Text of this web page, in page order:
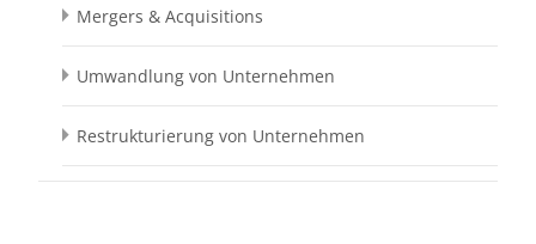
Mergers & Acquisitions
Umwandlung von Unternehmen
Restrukturierung von Unternehmen